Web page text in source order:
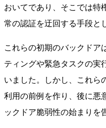
おいてであり、そこでは特
常の認証を迂回する手段と
これらの初期のバックドア
ティングや緊急タスクの実
いました。しかし、これら
利用の前例を作り、後に悪
ックドア脆弱性の始まりを